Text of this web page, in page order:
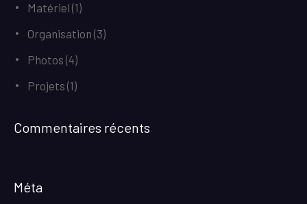
Matériel (1)
Organisation (3)
Photos (4)
Projets (1)
Commentaires récents
Méta